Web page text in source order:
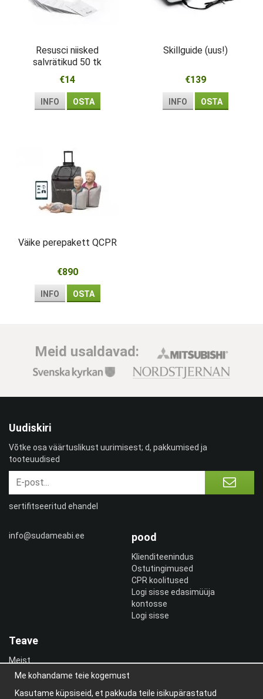
Resusci niisked
salvrätikud 50 tk
€14
INFO OSTA
Skillguide (uus!)
€139
INFO OSTA
Väike perepakett QCPR
€890
INFO OSTA
Meid usaldavad:
info@sudameabi.ee pood
Klienditeenindus
Ostutingimused
CPR koolitused
Logi sisse edasimüüja
kontosse
Logi sisse
Teave
Meist
uudiskiri
Blogi
Uudiskiri
Võtke osa väärtuslikust uurimisest; d, pakkumised ja
tooteuudised
sertifitseeritud ehandel
Me kohandame teie kogemust
Kasutame küpsiseid, et pakkuda teile isikupärastatud